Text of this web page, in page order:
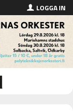
LOGGA IN